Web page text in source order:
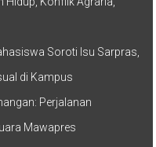
Soroti Isu Sarpras,
di Kampus
Perjalanan
Mawapres